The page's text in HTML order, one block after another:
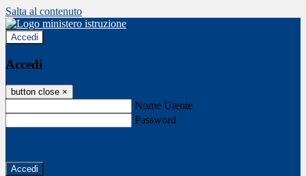
Salta al contenuto
Accedi
Accedi
button close ×
Nome Utente
Password